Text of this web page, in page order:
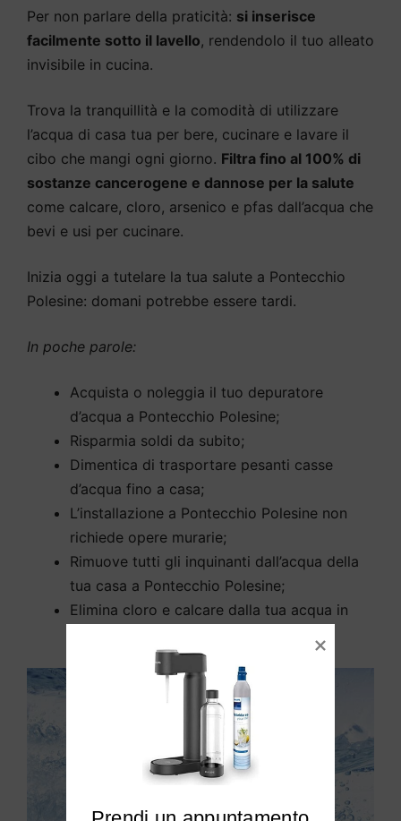
Per non parlare della praticità: si inserisce
facilmente sotto il lavello, rendendolo il tuo alleato
invisibile in cucina.
Trova la tranquillità e la comodità di utilizzare
l’acqua di casa tua per bere, cucinare e lavare il
cibo che mangi ogni giorno. Filtra fino al 100% di
sostanze cancerogene e dannose per la salute
come calcare, cloro, arsenico e pfas dall’acqua che
bevi e usi per cucinare.
Inizia oggi a tutelare la tua salute a Pontecchio
Polesine: domani potrebbe essere tardi.
In poche parole:
Acquista o noleggia il tuo depuratore
d’acqua a Pontecchio Polesine;
Risparmia soldi da subito;
Dimentica di trasportare pesanti casse
d’acqua fino a casa;
L’installazione a Pontecchio Polesine non
richiede opere murarie;
Rimuove tutti gli inquinanti dall’acqua della
tua casa a Pontecchio Polesine;
Elimina cloro e calcare dalla tua acqua in